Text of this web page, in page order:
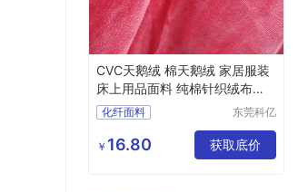
CVC天鹅绒 棉天鹅绒 家居服装
床上用品面料 纯棉针织绒布面
料化纤面料
东莞科亿
公司
￥ 16.80 获取底价